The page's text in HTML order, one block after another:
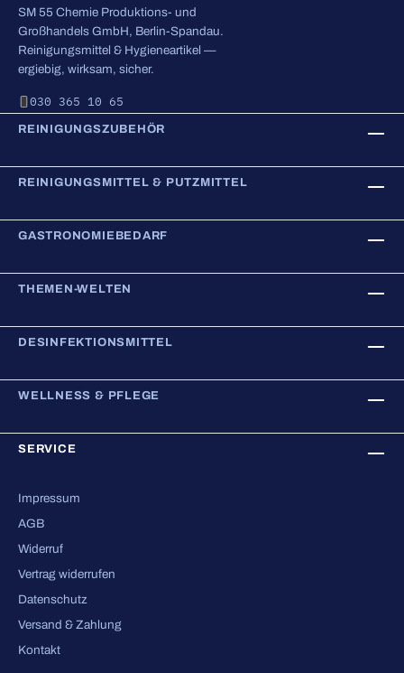
SM 55 Chemie Produktions- und
Großhandels GmbH, Berlin-Spandau.
Reinigungsmittel & Hygieneartikel —
ergiebig, wirksam, sicher.
030 365 10 65
REINIGUNGSZUBEHÖR
REINIGUNGSMITTEL & PUTZMITTEL
GASTRONOMIEBEDARF
THEMEN-WELTEN
DESINFEKTIONSMITTEL
WELLNESS & PFLEGE
SERVICE
Impressum
AGB
Widerruf
Vertrag widerrufen
Datenschutz
Versand & Zahlung
Kontakt